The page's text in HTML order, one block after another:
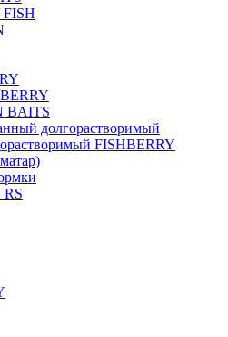
BAITS
долгорастворимый
FISHBERRY